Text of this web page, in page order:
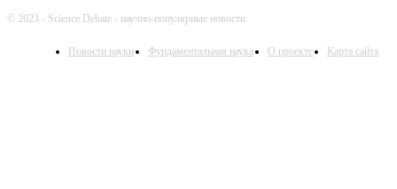
© 2023 - Science Debate - научно-популярные новости
Новости науки Фундаментальная наука О проекте Карта сайта